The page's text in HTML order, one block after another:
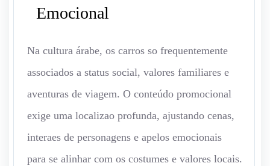
Emocional
Na cultura árabe, os carros so frequentemente
associados a status social, valores familiares e
aventuras de viagem. O conteúdo promocional
exige uma localizao profunda, ajustando cenas,
interaes de personagens e apelos emocionais
para se alinhar com os costumes e valores locais.